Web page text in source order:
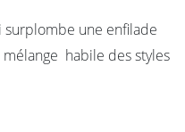
surplombe une enfilade
habile des styles